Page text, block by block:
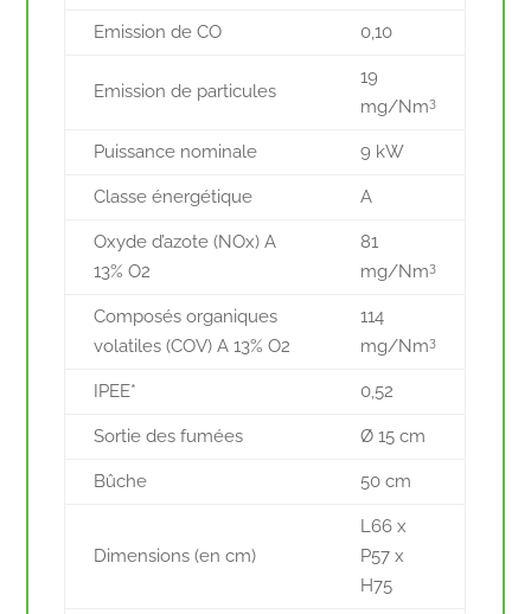
Emission de CO 0,10
Emission de particules
19
mg/Nm3
Puissance nominale 9 kW
Classe énergétique A
Oxyde d’azote (NOx) A
13% O2
81
mg/Nm3
Composés organiques
volatiles (COV) A 13% O2
114
mg/Nm3
IPEE* 0,52
Sortie des fumées Ø 15 cm
Bûche 50 cm
Dimensions (en cm)
L66 x
P57 x
H75